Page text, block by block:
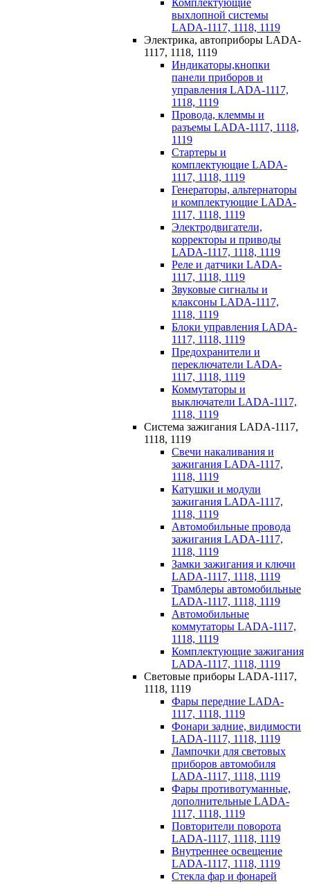
выхлопной системы
LADA-1117, 1118, 1119
Электрика, автоприборы LADA-
1117, 1118, 1119
Индикаторы,кнопки
панели приборов и
управления LADA-1117,
1118, 1119
Провода, клеммы и
разъемы LADA-1117, 1118,
1119
Стартеры и
комплектующие LADA-
1117, 1118, 1119
Генераторы, альтернаторы
и комплектующие LADA-
1117, 1118, 1119
Электродвигатели,
корректоры и приводы
LADA-1117, 1118, 1119
Реле и датчики LADA-
1117, 1118, 1119
Звуковые сигналы и
клаксоны LADA-1117,
1118, 1119
Блоки управления LADA-
1117, 1118, 1119
Предохранители и
переключатели LADA-
1117, 1118, 1119
Коммутаторы и
выключатели LADA-1117,
1118, 1119
Система зажигания LADA-1117,
1118, 1119
Свечи накаливания и
зажигания LADA-1117,
1118, 1119
Катушки и модули
зажигания LADA-1117,
1118, 1119
Автомобильные провода
зажигания LADA-1117,
1118, 1119
Замки зажигания и ключи
LADA-1117, 1118, 1119
Трамблеры автомобильные
LADA-1117, 1118, 1119
Автомобильные
коммутаторы LADA-1117,
1118, 1119
Комплектующие зажигания
LADA-1117, 1118, 1119
Световые приборы LADA-1117,
1118, 1119
Фары передние LADA-
1117, 1118, 1119
Фонари задние, видимости
LADA-1117, 1118, 1119
Лампочки для световых
приборов автомобиля
LADA-1117, 1118, 1119
Фары противотуманные,
дополнительные LADA-
1117, 1118, 1119
Повторители поворота
LADA-1117, 1118, 1119
Внутреннее освещение
LADA-1117, 1118, 1119
Стекла фар и фонарей